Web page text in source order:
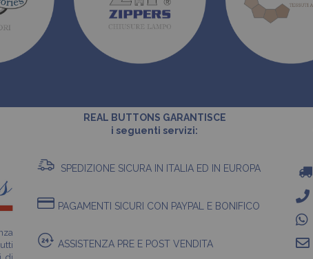
REAL BUTTONS GARANTISCE
i seguenti servizi:
SPEDIZIONE SICURA IN ITALIA ED IN EUROPA
PAGAMENTI SICURI CON PAYPAL E BONIFICO
ASSISTENZA PRE E POST VENDITA